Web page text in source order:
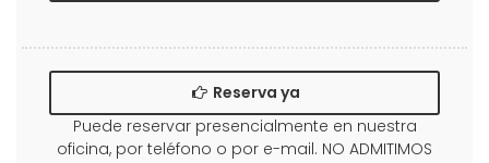
Reserva ya
Puede reservar presencialmente en nuestra
oficina, por teléfono o por e-mail. NO ADMITIMOS